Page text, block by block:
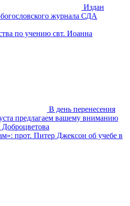
Издан
журнала СДА
по учению свт. Иоанна
В день перенесения
предлагаем вашему вниманию
прот. Питер Джексон об учебе в